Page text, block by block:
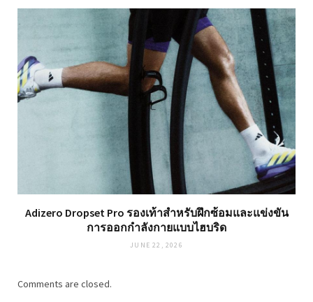
Adizero Dropset Pro รองเท้าสำหรับฝึกซ้อมและแข่งขัน
การออกกำลังกายแบบไฮบริด
JUNE 22, 2026
Comments are closed.